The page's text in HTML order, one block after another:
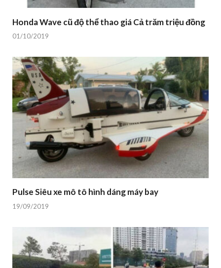
Honda Wave cũ độ thể thao giá Cả trăm triệu đồng
01/10/2019
Pulse Siêu xe mô tô hình dáng máy bay
19/09/2019